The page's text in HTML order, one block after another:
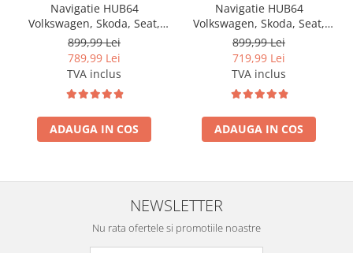
Navigatie HUB64
Volkswagen, Skoda, Seat,
2GB RAM, Android, GPS, Wi-
FI, Carplay, Android Auto,
USB, Bluetooth, Radio,
Waze, Touchscreen, 9 inch
899,99 Lei
789,99 Lei
TVA inclus
ADAUGA IN COS
Navigatie HUB64
Volkswagen, Skoda, Seat,
2GB RAM, Android, GPS, Wi-
FI, Carplay, Android Auto,
USB, Bluetooth, Radio,
Waze, Touchscreen, 7 inch
899,99 Lei
719,99 Lei
TVA inclus
ADAUGA IN COS
NEWSLETTER
Nu rata ofertele si promotiile noastre